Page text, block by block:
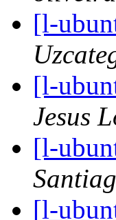
[l-
[l-
Jesus
[l-
[l-